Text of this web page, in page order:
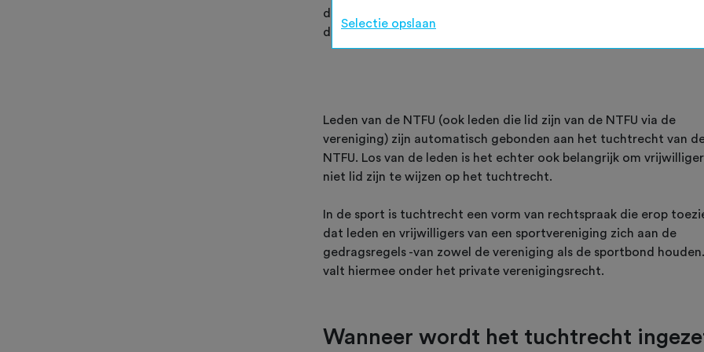
dient uiteraard aangepakt te worden. In de sportsector bestaat
daarom het zogenaamde ‘Tuchtrecht’.
Leden van de NTFU (ook leden die lid zijn van de NTFU via de
vereniging) zijn automatisch gebonden aan het tuchtrecht van
NTFU. Los van de leden is het echter ook belangrijk om
niet lid zijn te wijzen op het tuchtrecht.
In de sport is tuchtrecht een vorm van rechtspraak die erop
dat leden en vrijwilligers van een sportvereniging zich aan de
gedragsregels -van zowel de vereniging als de sportbond
valt hiermee onder het private verenigingsrecht.
Wanneer wordt het tuchtrecht
Selectie opslaan